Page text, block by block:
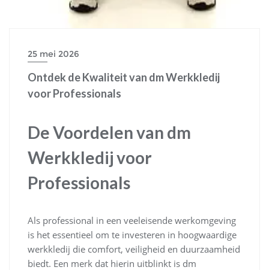
25 mei 2026
Ontdek de Kwaliteit van dm Werkkledij
voor Professionals
De Voordelen van dm
Werkkledij voor
Professionals
Als professional in een veeleisende werkomgeving
is het essentieel om te investeren in hoogwaardige
werkkledij die comfort, veiligheid en duurzaamheid
biedt. Een merk dat hierin uitblinkt is dm